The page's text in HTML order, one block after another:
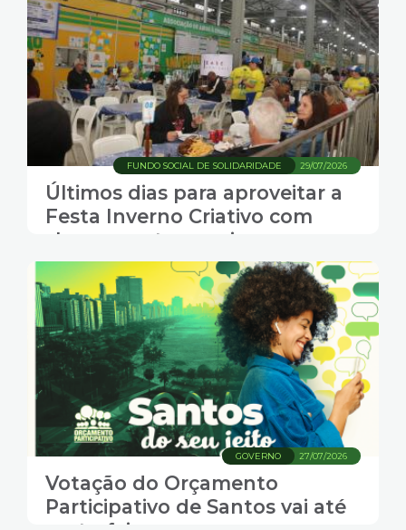
29/07/2026
FUNDO SOCIAL DE SOLIDARIDADE
Últimos dias para aproveitar a
Festa Inverno Criativo com
shows, gastronomia e
transporte grátis em Santos
27/07/2026
GOVERNO
Votação do Orçamento
Participativo de Santos vai até